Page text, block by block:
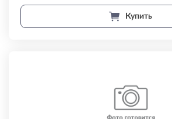
Купить